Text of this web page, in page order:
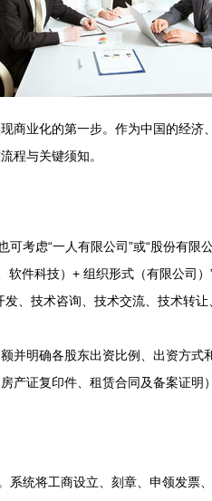
商业化的第一步。作为中国的经
程与关键须知。
考虑“一人有限公司”或“股份有限
件科技）+ 组织形式（有限公司
、技术咨询、技术交流、技术转
并明确各股东出资比例、出资方式
产证复印件、租赁合同及备案证
系统将工商设立、刻章、申领发票